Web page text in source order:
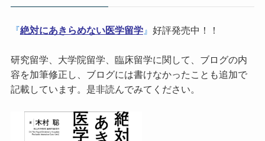
『絶対にあきらめない医学留学』 好評発売中！！
研究留学、大学院留学、臨床留学に関して、ブログの内
容を加筆修正し、ブログには書けなかったことも追加で
記載しています。是非読んでみてください。